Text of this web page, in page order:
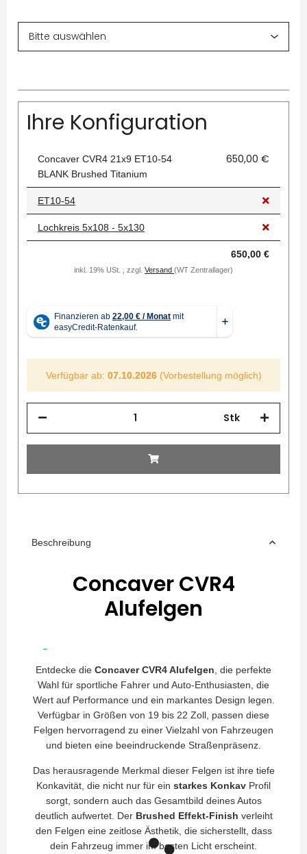
Ihre Konfiguration
Concaver CVR4 21x9 ET10-54
BLANK Brushed Titanium
650,00 €
ET10-54
Lochkreis 5x108 - 5x130
650,00 €
inkl. 19% USt. , zzgl. Versand (WT Zentrallager)
Verfügbar ab: 07.10.2026(Vorbestellung möglich)
Stk
Beschreibung
Concaver CVR4
Alufelgen
Entdecke die Concaver CVR4 Alufelgen, die perfekte
Wahl für sportliche Fahrer und Auto-Enthusiasten, die
Wert auf Performance und ein markantes Design legen.
Verfügbar in Größen von 19 bis 22 Zoll, passen diese
Felgen hervorragend zu einer Vielzahl von Fahrzeugen
und bieten eine beeindruckende Straßenpräsenz.
Das herausragende Merkmal dieser Felgen ist ihre tiefe
Konkavität, die nicht nur für ein starkes Konkav Profil
sorgt, sondern auch das Gesamtbild deines Autos
deutlich aufwertet. Der Brushed Effekt-Finish verleiht
den Felgen eine zeitlose Ästhetik, die sicherstellt, dass
dein Fahrzeug immer im besten Licht erscheint.